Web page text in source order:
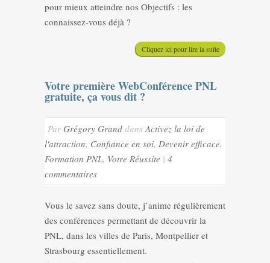
pour mieux atteindre nos Objectifs : les
connaissez-vous déjà ?
Cliquez ici pour lire la suite
Votre première WebConférence PNL
gratuite, ça vous dit ?
Par Grégory Grand dansActivez la loi de
l'attraction, Confiance en soi, Devenir efficace,
Formation PNL, Votre Réussite | 4
commentaires
Vous le savez sans doute, j’anime régulièrement
des conférences permettant de découvrir la
PNL, dans les villes de Paris, Montpellier et
Strasbourg essentiellement.